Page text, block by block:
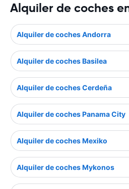
Alquiler de coches
Alquiler de coches Andorra
Alquiler de coches Basilea
Alquiler de coches Cerdeña
Alquiler de coches Panama City
Alquiler de coches Mexiko
Alquiler de coches Mykonos